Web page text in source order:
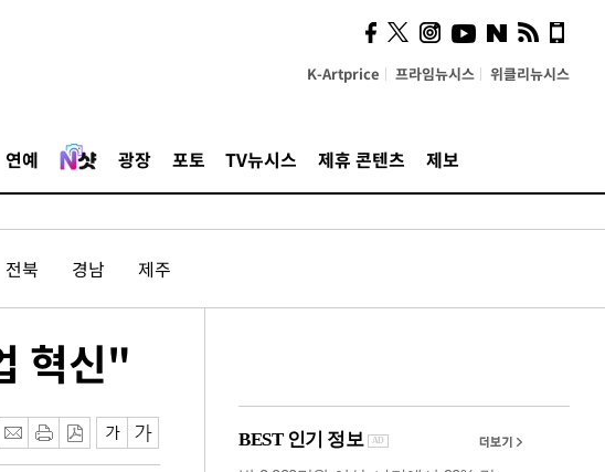
K-Artprice 프라임뉴시스 위클리뉴시스
연예 광장 포토 TV뉴시스 제휴 콘텐츠 제보
전북 경남 제주
혁신"
의견, 국토부·LH에 충실히
전달할 것"